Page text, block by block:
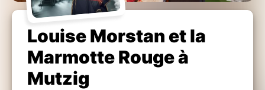
Louise Morstan et la
Marmotte Rouge à
Mutzig